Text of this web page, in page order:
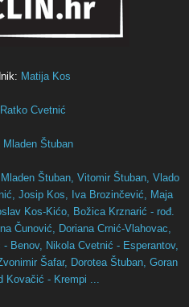
Matija Kos
Ratko Cvetnić
Mladen Štuban
Mladen Štuban, Vitomir Štuban, Vlado
Josip Kos, Iva Brozinčević, Maja
Kos-Kićo, Božica Krznarić - rođ.
Čunović, Doriana Crnić-Vlahovac,
- Benov, Nikola Cvetnić - Esperantov,
Šafar, Dorotea Štuban, Goran
Kovačić - Krempi ...